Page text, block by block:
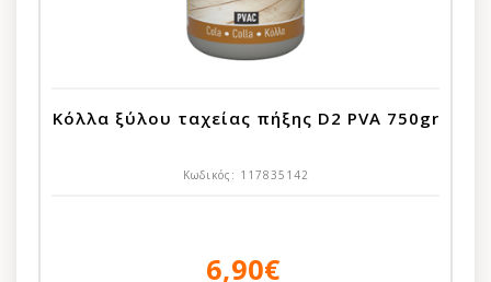
Κόλλα ξύλου ταχείας πήξης D2 PVA 750gr
Κωδικός: 117835142
6,90€